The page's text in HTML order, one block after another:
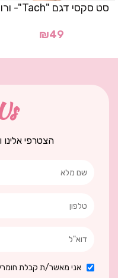
סט סקסי דגם "Tach"- ורוד
₪49
הצטרפי
אני מאשר/ת קבלת